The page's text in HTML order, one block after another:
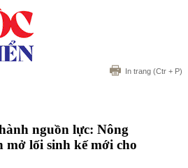
In trang (Ctr + P)
nguồn lực: Nông
mở lối sinh kế mới cho